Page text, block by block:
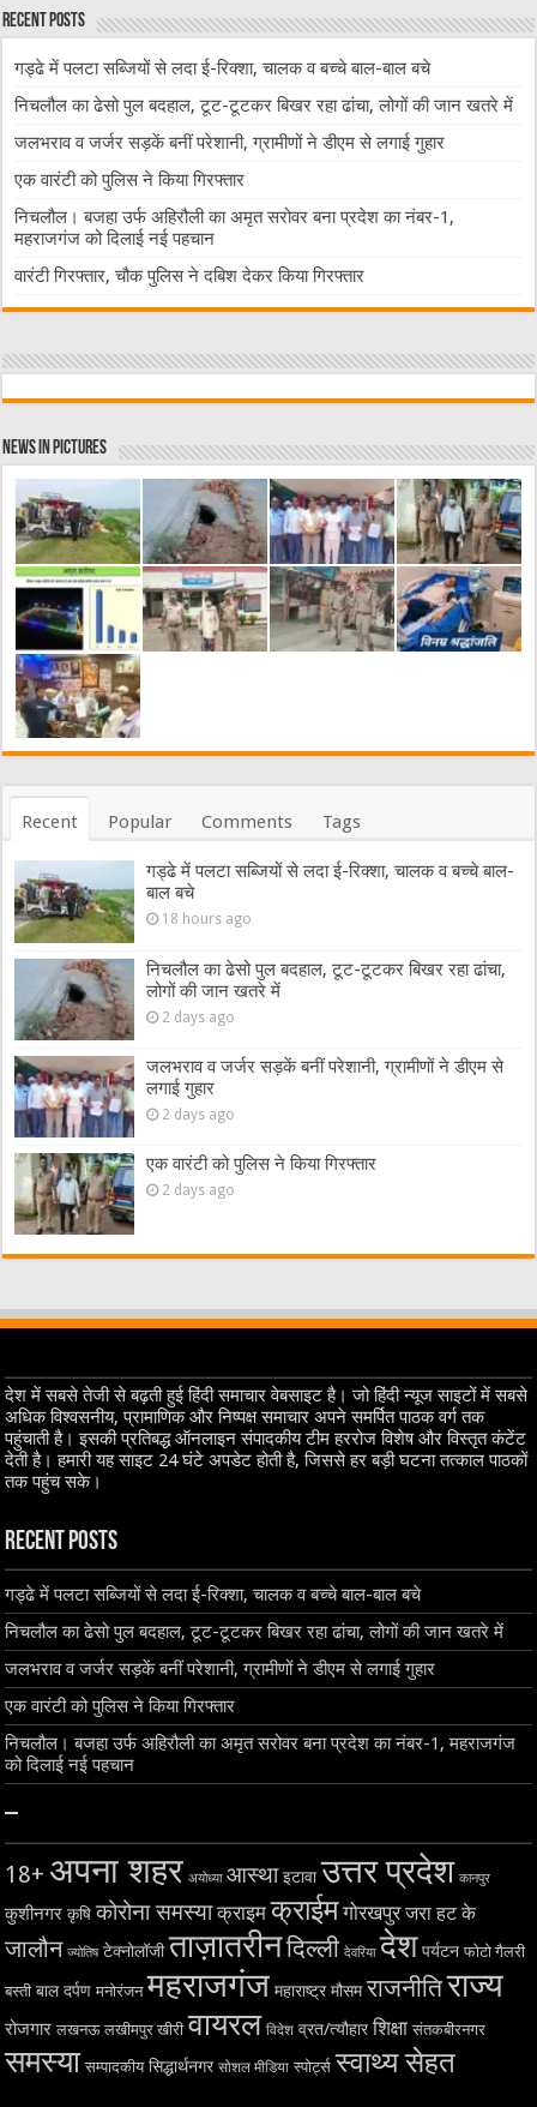
Recent Posts
गड्ढे में पलटा सब्जियों से लदा ई-रिक्शा, चालक व बच्चे बाल-बाल बचे
निचलौल का ढेसो पुल बदहाल, टूट-टूटकर बिखर रहा ढांचा, लोगों की जान खतरे में
जलभराव व जर्जर सड़कें बनीं परेशानी, ग्रामीणों ने डीएम से लगाई गुहार
एक वारंटी को पुलिस ने किया गिरफ्तार
निचलौल। बजहा उर्फ अहिरौली का अमृत सरोवर बना प्रदेश का नंबर-1,
महराजगंज को दिलाई नई पहचान
वारंटी गिरफ्तार, चौक पुलिस ने दबिश देकर किया गिरफ्तार
News in Pictures
Recent Popular Comments Tags
गड्ढे में पलटा सब्जियों से लदा ई-रिक्शा, चालक व बच्चे बाल-
बाल बचे
18 hours ago
निचलौल का ढेसो पुल बदहाल, टूट-टूटकर बिखर रहा ढांचा,
लोगों की जान खतरे में
2 days ago
जलभराव व जर्जर सड़कें बनीं परेशानी, ग्रामीणों ने डीएम से
लगाई गुहार
2 days ago
एक वारंटी को पुलिस ने किया गिरफ्तार
2 days ago
देश में सबसे तेजी से बढ़ती हुई हिंदी समाचार वेबसाइट है। जो हिंदी न्यूज साइटों में सबसे
अधिक विश्वसनीय, प्रामाणिक और निष्पक्ष समाचार अपने समर्पित पाठक वर्ग तक
पहुंचाती है। इसकी प्रतिबद्ध ऑनलाइन संपादकीय टीम हररोज विशेष और विस्तृत कंटेंट
देती है। हमारी यह साइट 24 घंटे अपडेट होती है, जिससे हर बड़ी घटना तत्काल पाठकों
तक पहुंच सके।
Recent Posts
गड्ढे में पलटा सब्जियों से लदा ई-रिक्शा, चालक व बच्चे बाल-बाल बचे
निचलौल का ढेसो पुल बदहाल, टूट-टूटकर बिखर रहा ढांचा, लोगों की जान खतरे में
जलभराव व जर्जर सड़कें बनीं परेशानी, ग्रामीणों ने डीएम से लगाई गुहार
एक वारंटी को पुलिस ने किया गिरफ्तार
निचलौल। बजहा उर्फ अहिरौली का अमृत सरोवर बना प्रदेश का नंबर-1, महराजगंज
को दिलाई नई पहचान
–
18+ अपना शहर अयोध्या आस्था इटावा उत्तर प्रदेश कानपुर
कुशीनगर कृषि कोरोना समस्या क्राइम क्राईम गोरखपुर जरा हट के
जालौन ज्योतिष टेक्नोलॉजी ताज़ातरीनदिल्ली देवरिया देश पर्यटन फोटो गैलरी
बस्ती बाल दर्पण मनोरंजन महराजगंज महाराष्ट्र मौसम राजनीतिराज्य
रोजगार लखनऊ लखीमपुर खीरी वायरल विदेश व्रत/त्यौहार शिक्षा संतकबीरनगर
समस्या सम्पादकीय सिद्धार्थनगर सोशल मीडिया स्पोर्ट्स स्वाथ्य सेहत